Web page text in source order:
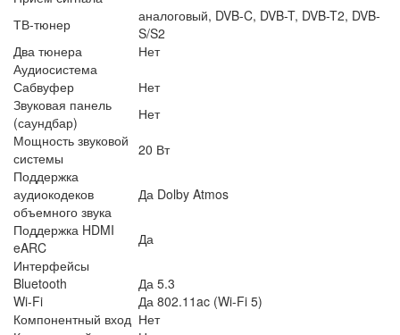
ТВ-тюнер
аналоговый, DVB-C, DVB-T, DVB-T2, DVB-
S/S2
Два тюнера
Нет
Аудиосистема
Сабвуфер
Нет
Звуковая панель
(саундбар)
Нет
Мощность звуковой
системы
20 Вт
Поддержка
аудиокодеков
объемного звука
Да Dolby Atmos
Поддержка HDMI
eARC
Да
Интерфейсы
Bluetooth
Да 5.3
Wi-Fi
Да 802.11ac (Wi-Fi 5)
Компонентный вход Нет